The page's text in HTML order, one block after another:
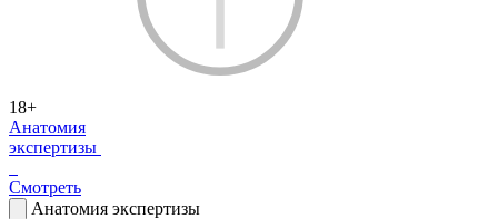
18+
Анатомия
экспертизы
Смотреть
Анатомия экспертизы